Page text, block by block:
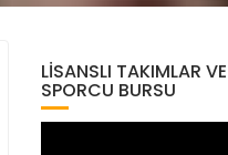
LISANSLI TAKIMLAR
SPORCU BURSU